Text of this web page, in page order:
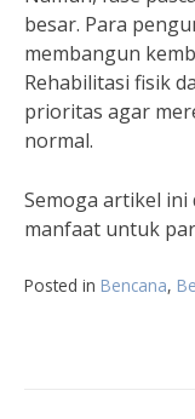
besar. Para
membangun
Rehabilitasi fisik
prioritas agar
normal.
Semoga artikel
manfaat untuk
Posted in Bencana,